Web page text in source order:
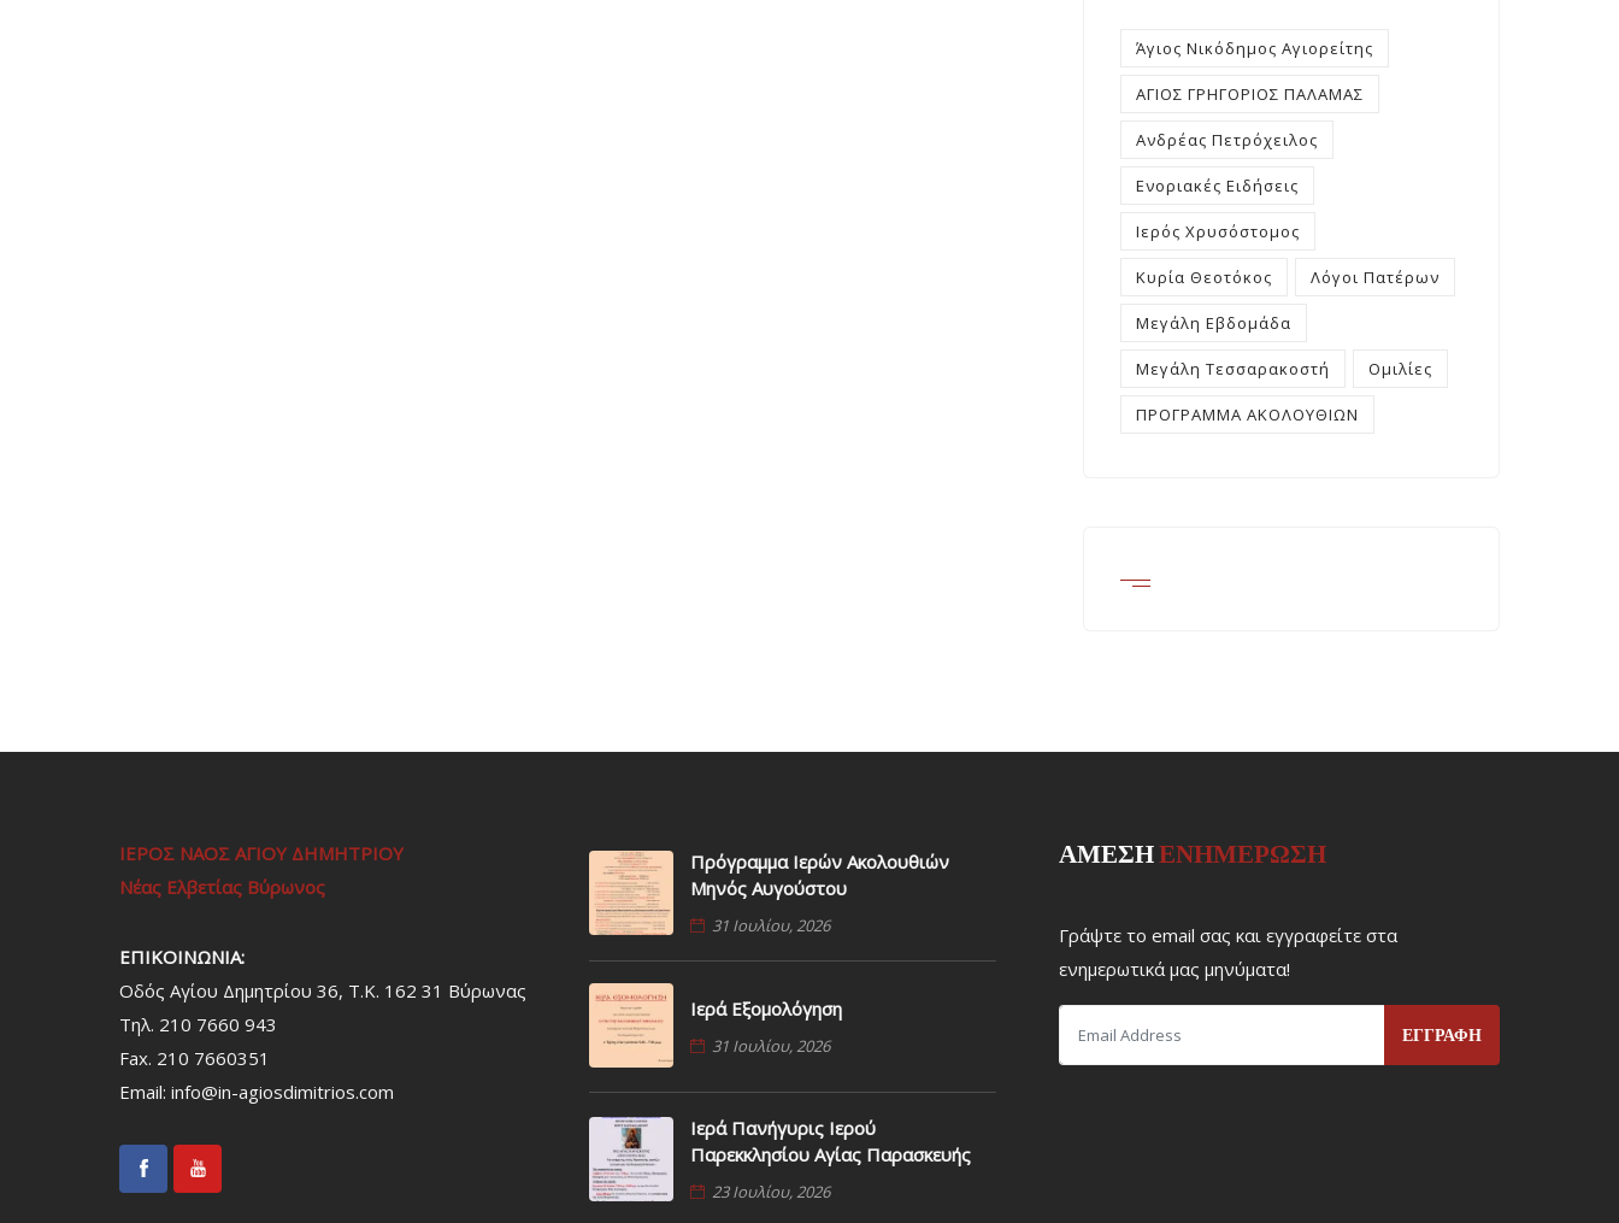
Άγιος Νικόδημος Αγιορείτης
ΑΓΙΟΣ ΓΡΗΓΟΡΙΟΣ ΠΑΛΑΜΑΣ
Ανδρέας Πετρόχειλος
Ενοριακές Ειδήσεις
Ιερός Χρυσόστομος
Κυρία Θεοτόκος Λόγοι Πατέρων
Μεγάλη Εβδομάδα
Μεγάλη Τεσσαρακοστή Ομιλίες
ΠΡΟΓΡΑΜΜΑ ΑΚΟΛΟΥΘΙΩΝ
ΙΕΡΟΣ ΝΑΟΣ ΑΓΙΟΥ ΔΗΜΗΤΡΙΟΥ
Νέας Ελβετίας Βύρωνος
ΕΠΙΚΟΙΝΩΝΙΑ:
Οδός Αγίου Δημητρίου 36, Τ.Κ. 162 31 Bύρωνας
Τηλ. 210 7660 943
Fax. 210 7660351
Email: info@in-agiosdimitrios.com
Πρόγραμμα Ιερών Ακολουθιών
Μηνός Αυγούστου
31 Ιουλίου, 2026
Ιερά Εξομολόγηση
31 Ιουλίου, 2026
Ιερά Πανήγυρις Ιερού
Παρεκκλησίου Αγίας Παρασκευής
23 Ιουλίου, 2026
ΑΜΕΣΗΕΝΗΜΕΡΩΣΗ
Γράψτε το email σας και εγγραφείτε στα
ενημερωτικά μας μηνύματα!